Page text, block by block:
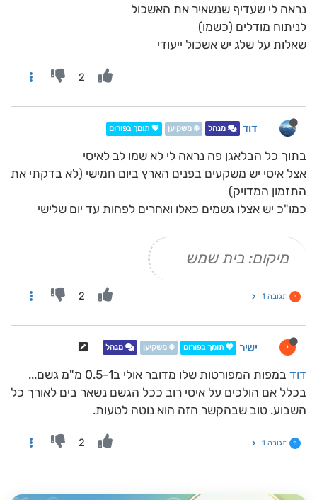
נראה לי שעדיף שנשאיר את האשכול
לניתוח מודלים (כשמו)
שאלות על שלג יש אשכול ייעודי
2
דוד מנהל ❄️ משקיען 💖 תומך בפורום
בתוך כל הבלאגן פה נראה לי לא שמו לב לאיסי
אצל איסי יש משקעים בפנים הארץ ביום חמישי (לא בדקתי את
התזמון המדויק)
כמו"כ יש אצלו גשמים כאלו ואחרים לפחות עד יום שלישי
מיקום: בית שמש
י תגובה 1 2
י ישיר 💖 תומך בפורום ❄️ משקיען מנהל
דוד במפות המפורטות שלו מדובר אולי ב0.5-1 מ"מ גשם...
בכלל אם הולכים על איסי רוב ככל הגשם נשאר בים לאורך כל
השבוע. טוב שבהקשר הזה הוא נוטה לטעות.
פ תגובה 1 2